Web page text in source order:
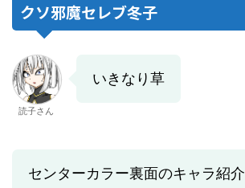
クソ邪魔セレブ冬子
読子さん
いきなり草
センターカラー裏面のキャラ紹介